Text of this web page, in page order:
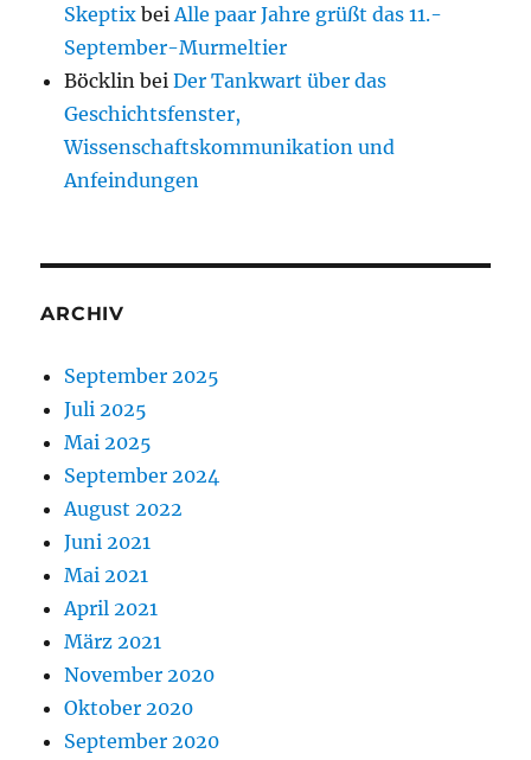
Skeptix bei Alle paar Jahre grüßt das 11.-
September-Murmeltier
Böcklin beiDer Tankwart über das
Geschichtsfenster,
Wissenschaftskommunikation und
Anfeindungen
ARCHIV
September 2025
Juli 2025
Mai 2025
September 2024
August 2022
Juni 2021
Mai 2021
April 2021
März 2021
November 2020
Oktober 2020
September 2020